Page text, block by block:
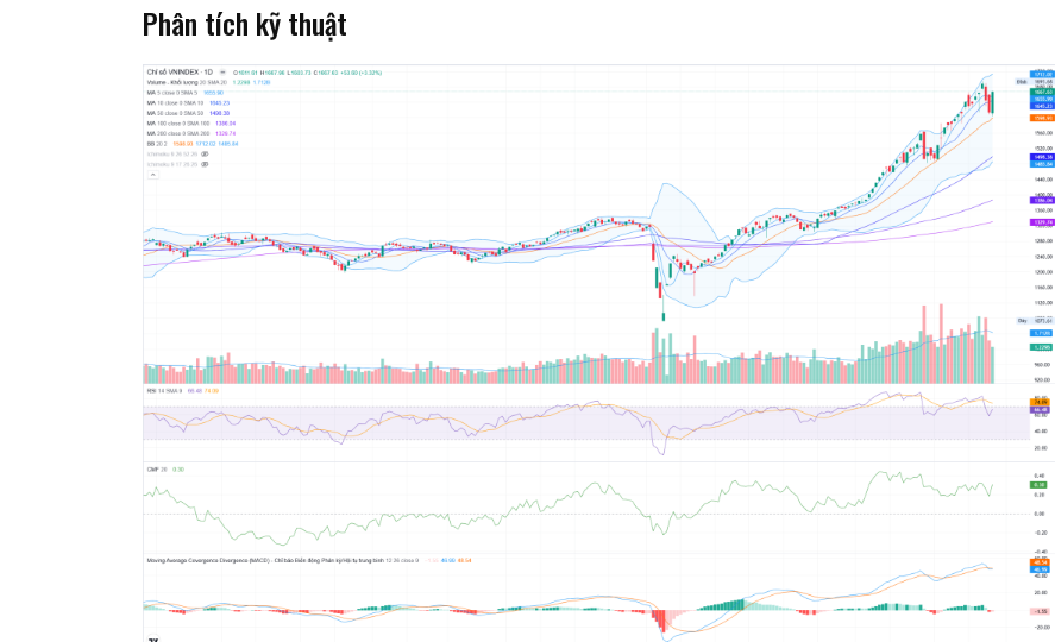
Phân tích kỹ thuật